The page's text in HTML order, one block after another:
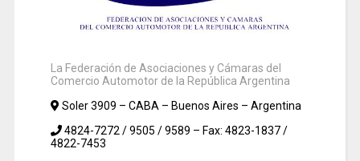
La Federación de Asociaciones y Cámaras del
Comercio Automotor de la República Argentina
Soler 3909 – CABA – Buenos Aires – Argentina
4824-7272 / 9505 / 9589 – Fax: 4823-1837 /
4822-7453